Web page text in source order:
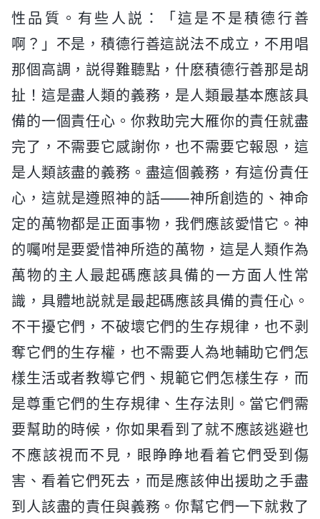
性品質。有些人説：「這是不是積德行善
啊？」不是，積德行善這説法不成立，不用唱
那個高調，説得難聽點，什麽積德行善那是胡
扯！這是盡人類的義務，是人類最基本應該具
備的一個責任心。你救助完大雁你的責任就盡
完了，不需要它感謝你，也不需要它報恩，這
是人類該盡的義務。盡這個義務，有這份責任
心，這就是遵照神的話——神所創造的、神命
定的萬物都是正面事物，我們應該愛惜它。神
的囑咐是要愛惜神所造的萬物，這是人類作為
萬物的主人最起碼應該具備的一方面人性常
識，具體地説就是最起碼應該具備的責任心。
不干擾它們，不破壞它們的生存規律，也不剥
奪它們的生存權，也不需要人為地輔助它們怎
樣生活或者教導它們、規範它們怎樣生存，而
是尊重它們的生存規律、生存法則。當它們需
要幫助的時候，你如果看到了就不應該逃避也
不應該視而不見，眼睁睁地看着它們受到傷
害、看着它們死去，而是應該伸出援助之手盡
到人該盡的責任與義務。你幫它們一下就救了